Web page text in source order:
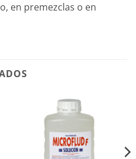
en premezclas o en